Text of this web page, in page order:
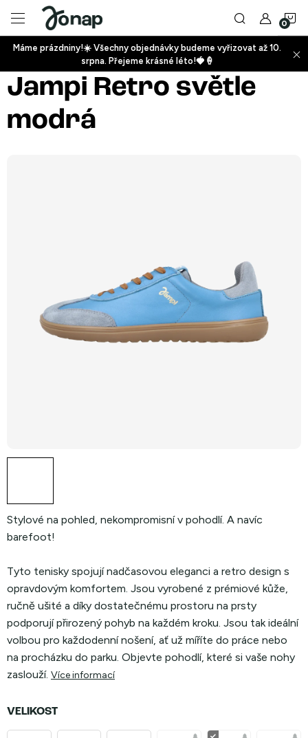
obsah
+
Máme prázdniny!☀️ Všechny objednávky budeme vyřizovat až 10.
srpna. Přejeme krásné léto!🍓🍦
Jampi Retro světle
modrá
Stylové na pohled, nekompromisní v pohodlí. A navíc
barefoot!
Tyto tenisky spojují nadčasovou eleganci a retro design s
opravdovým komfortem. Jsou vyrobené z prémiové kůže,
ručně ušité a díky dostatečnému prostoru na prsty
podporují přirozený pohyb na každém kroku. Jsou tak ideální
volbou pro každodenní nošení, ať už míříte do práce nebo
na procházku do parku. Objevte pohodlí, které si vaše nohy
zaslouží. Více informací
VELIKOST